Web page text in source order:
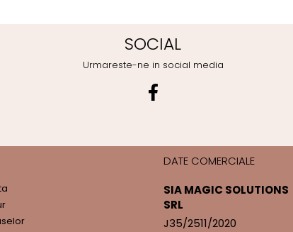
SOCIAL
Urmareste-ne in social media
DATE COMERCIALE
SIA MAGIC SOLUTIONS
SRL
J35/2511/2020